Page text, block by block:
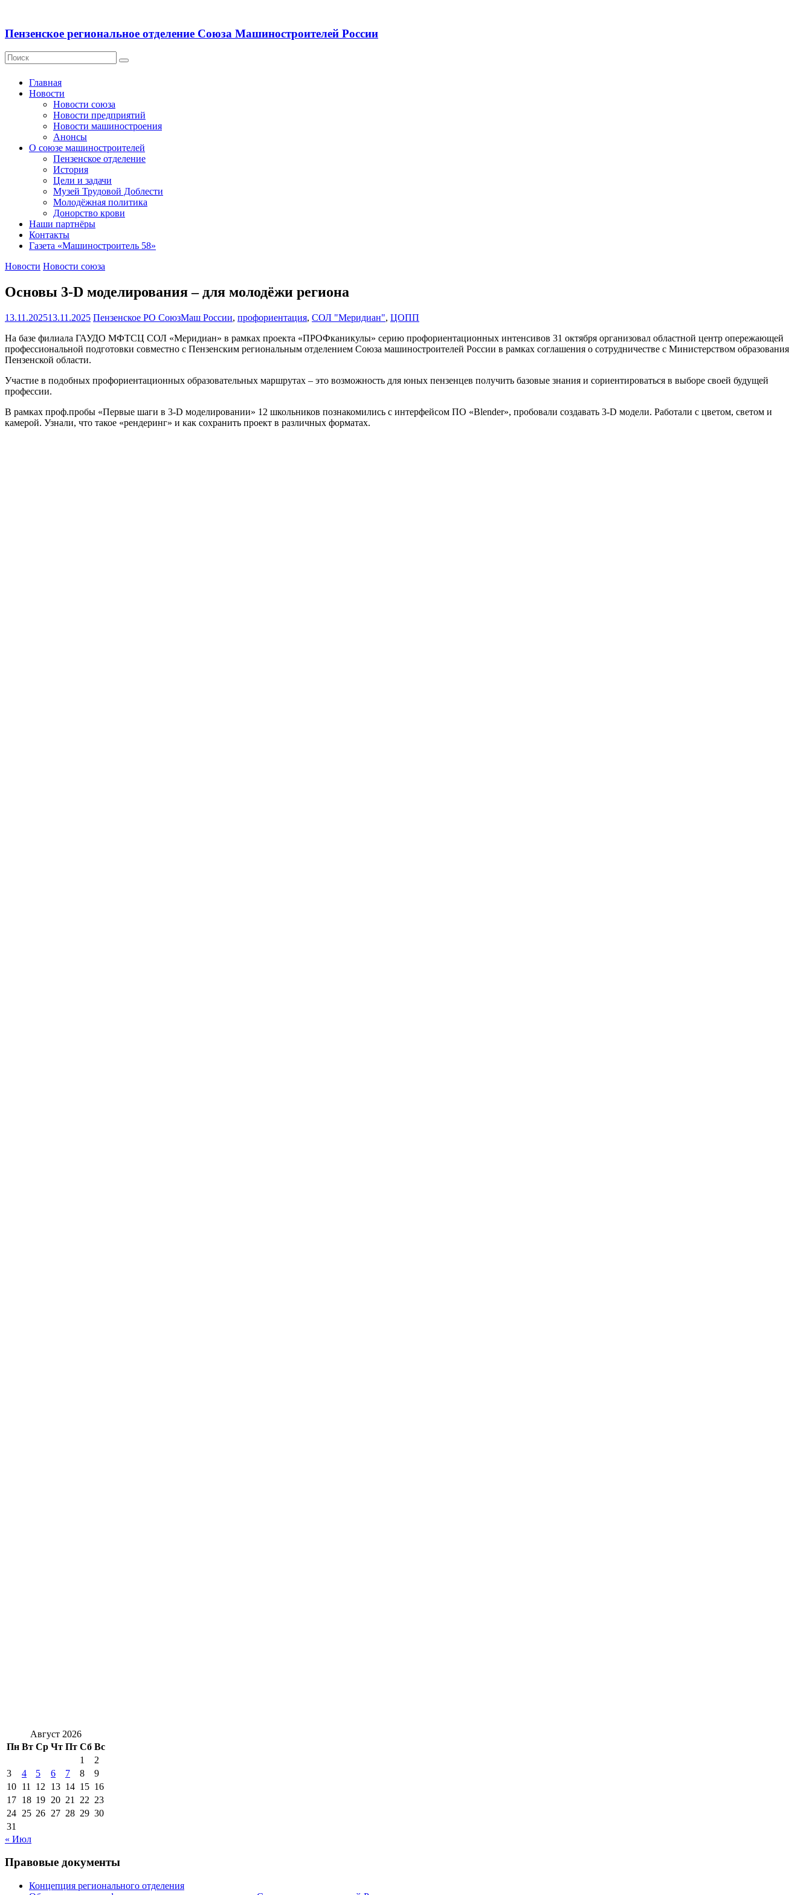
Пензенское региональное отделение Союза Машиностроителей России
Главная
Новости
Новости союза
Новости предприятий
Новости машиностроения
Анонсы
О союзе машиностроителей
Пензенское отделение
История
Цели и задачи
Музей Трудовой Доблести
Молодёжная политика
Донорство крови
Наши партнёры
Контакты
Газета «Машиностроитель 58»
Новости Новости союза
Основы 3-D моделирования – для молодёжи региона
13.11.202513.11.2025 Пензенское РО СоюзМаш России, профориентация, СОЛ "Меридиан", ЦОПП
На базе филиала ГАУДО МФТСЦ СОЛ «Меридиан» в рамках проекта «ПРОФканикулы» серию профориентационных интенсивов 31 октября организовал областной центр опережающей
профессиональной подготовки совместно с Пензенским региональным отделением Союза машиностроителей России в рамках соглашения о сотрудничестве с Министерством образования
Пензенской области.
Участие в подобных профориентационных образовательных маршрутах – это возможность для юных пензенцев получить базовые знания и сориентироваться в выборе своей будущей
профессии.
В рамках проф.пробы «Первые шаги в 3-D моделировании» 12 школьников познакомились с интерфейсом ПО «Blender», пробовали создавать 3-D модели. Работали с цветом, светом и
камерой. Узнали, что такое «рендеринг» и как сохранить проект в различных форматах.
Август 2026
Пн Вт Ср Чт Пт Сб Вс
1
2
3
4 5 6 7 8
9
10 11 12 13 14 15 16
17 18 19 20 21 22 23
24 25 26 27 28 29 30
31
« Июл
Правовые документы
Концепция регионального отделения